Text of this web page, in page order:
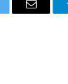
Email